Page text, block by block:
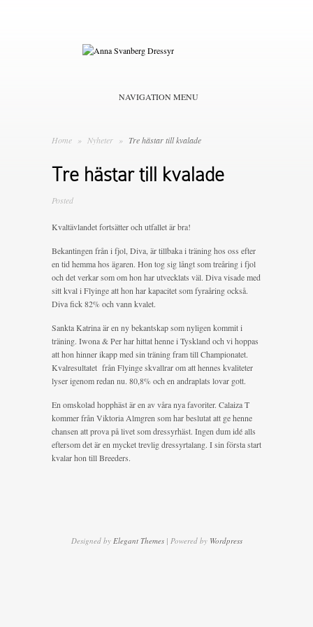
NAVIGATION MENU
Home » Nyheter » Tre hästar till kvalade
Tre hästar till kvalade
Posted
Kvaltävlandet fortsätter och utfallet är bra!
Bekantingen från i fjol, Diva, är tillbaka i träning hos oss efter
en tid hemma hos ägaren. Hon tog sig långt som treåring i fjol
och det verkar som om hon har utvecklats väl. Diva visade med
sitt kval i Flyinge att hon har kapacitet som fyraåring också.
Diva fick 82% och vann kvalet.
Sankta Katrina är en ny bekantskap som nyligen kommit i
träning. Iwona & Per har hittat henne i Tyskland och vi hoppas
att hon hinner ikapp med sin träning fram till Championatet.
Kvalresultatet från Flyinge skvallrar om att hennes kvaliteter
lyser igenom redan nu. 80,8% och en andraplats lovar gott.
En omskolad hopphäst är en av våra nya favoriter. Calaiza T
kommer från Viktoria Almgren som har beslutat att ge henne
chansen att prova på livet som dressyrhäst. Ingen dum idé alls
eftersom det är en mycket trevlig dressyrtalang. I sin första start
kvalar hon till Breeders.
Designed by Elegant Themes| Powered by Wordpress